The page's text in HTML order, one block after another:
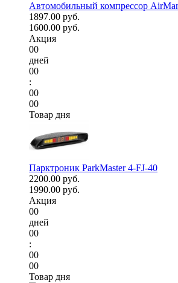
Автомобильный компрессор
1897.00 руб.
1600.00 руб.
Акция
00
дней
00
:
00
00
Товар дня
Парктроник ParkMaster 4-FJ-40
2200.00 руб.
1990.00 руб.
Акция
00
дней
00
:
00
00
Товар дня